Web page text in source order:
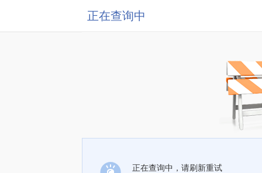
正在查询中
正在查询中，请刷新重试